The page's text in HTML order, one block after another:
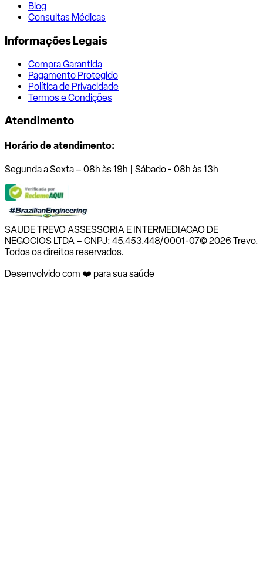
Blog
Consultas Médicas
Informações Legais
Compra Garantida
Pagamento Protegido
Política de Privacidade
Termos e Condições
Atendimento
Horário de atendimento:
Segunda a Sexta – 08h às 19h | Sábado - 08h às 13h
SAUDE TREVO ASSESSORIA E INTERMEDIACAO DE
NEGOCIOS LTDA – CNPJ: 45.453.448/0001-07© 2026 Trevo.
Todos os direitos reservados.
Desenvolvido com ❤️ para sua saúde